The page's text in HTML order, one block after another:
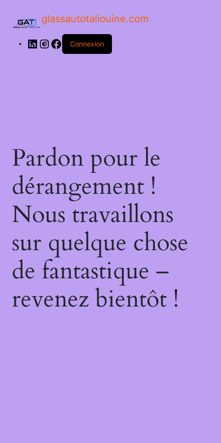
glassautotaliouine.com
Connexion
Pardon pour le
dérangement !
Nous travaillons
sur quelque chose
de fantastique –
revenez bientôt !